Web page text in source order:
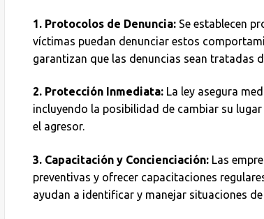
1. Protocolos de Denuncia: Se establecen
víctimas puedan denunciar estos
garantizan que las denuncias sean tratadas
2. Protección Inmediata: La ley asegura
incluyendo la posibilidad de cambiar su
el agresor.
3. Capacitación y Concienciación: Las
preventivas y ofrecer capacitaciones
ayudan a identificar y manejar situaciones